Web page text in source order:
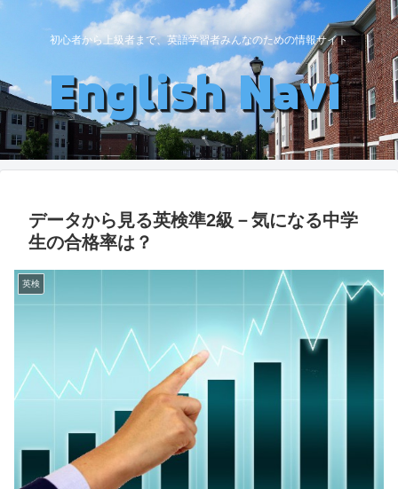
初心者から上級者まで、英語学習者みんなのための情報サイト
データから見る英検準2級－気になる中学
生の合格率は？
英検